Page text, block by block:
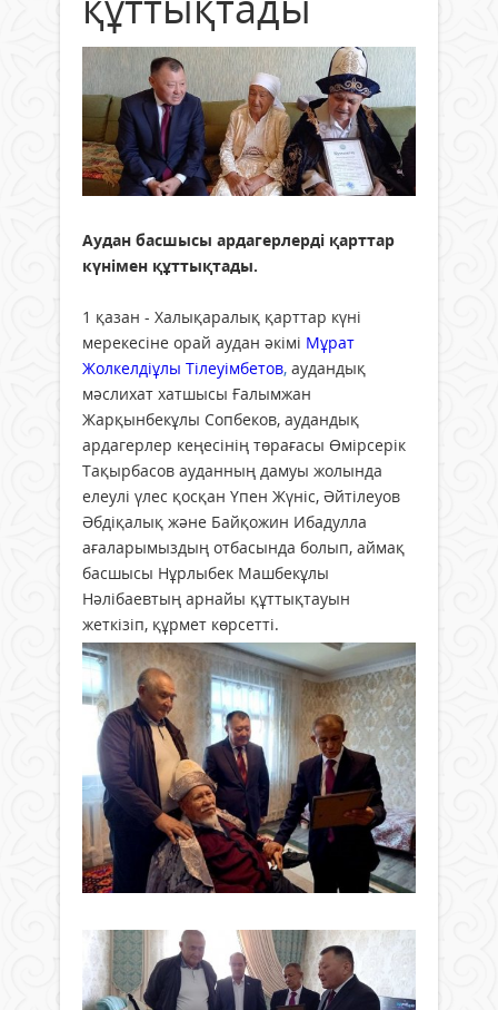
Аудан басшысы ардагерлерді қарттар
күнімен құттықтады.
1 қазан - Халықаралық қарттар күні
мерекесіне орай аудан әкімі Мұрат
Жолкелдіұлы Тілеуімбетов, аудандық
мәслихат хатшысы Ғалымжан
Жарқынбекұлы Сопбеков, аудандық
ардагерлер кеңесінің төрағасы Өмірсерік
Тақырбасов ауданның дамуы жолында
елеулі үлес қосқан Үпен Жүніс, Әйтілеуов
Әбдіқалық және Байқожин Ибадулла
ағаларымыздың отбасында болып, аймақ
басшысы Нұрлыбек Машбекұлы
Нәлібаевтың арнайы құттықтауын
жеткізіп, құрмет көрсетті.